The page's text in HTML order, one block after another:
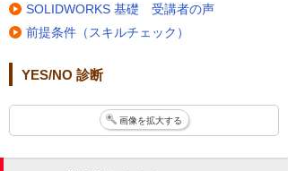
SOLIDWORKS 基礎 受講者の声
前提条件（スキルチェック）
YES/NO 診断
画像を拡大する